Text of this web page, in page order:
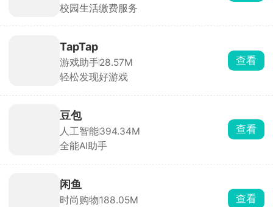
校园生活缴费服务
TapTap
游戏助手28.57M
轻松发现好游戏
查看
豆包
人工智能394.34M
全能AI助手
查看
闲鱼
时尚购物188.05M
查看